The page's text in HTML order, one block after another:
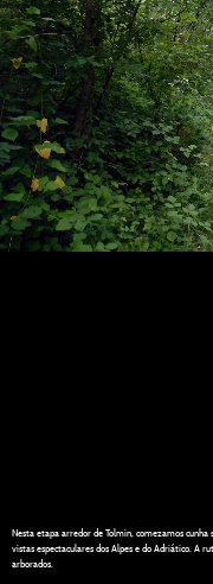
Nesta etapa arredor de Tolmin, comezamos
vistas espectaculares dos Alpes e do Adriático. A
arborados.